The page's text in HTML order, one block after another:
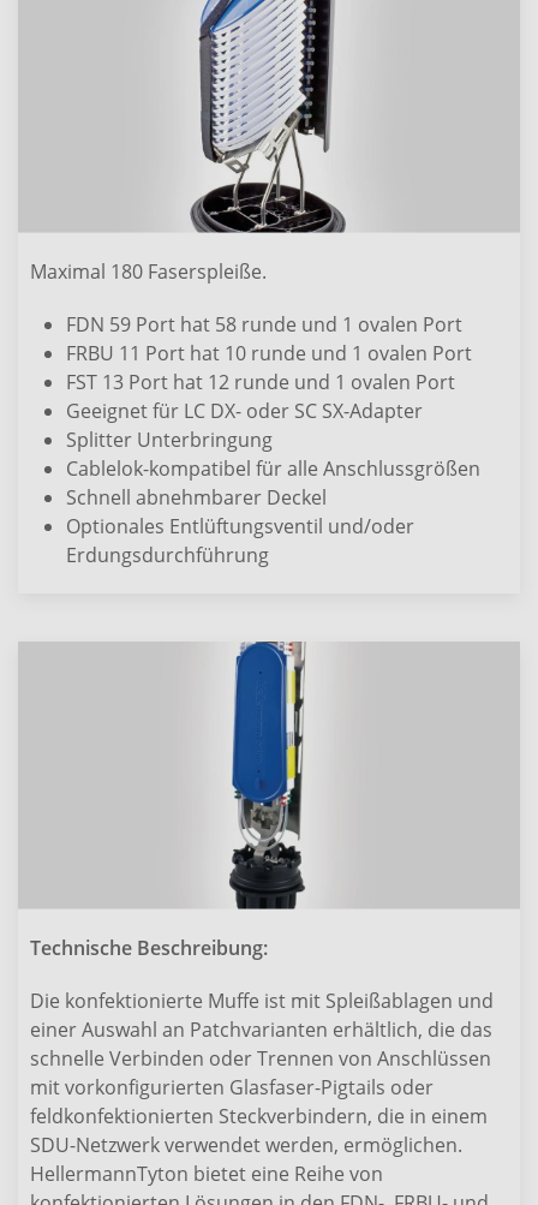
Maximal 180 Faserspleiße.
FDN 59 Port hat 58 runde und 1 ovalen Port
FRBU 11 Port hat 10 runde und 1 ovalen Port
FST 13 Port hat 12 runde und 1 ovalen Port
Geeignet für LC DX- oder SC SX-Adapter
Splitter Unterbringung
Cablelok-kompatibel für alle Anschlussgrößen
Schnell abnehmbarer Deckel
Optionales Entlüftungsventil und/oder
Erdungsdurchführung
Technische Beschreibung:
Die konfektionierte Muffe ist mit Spleißablagen und
einer Auswahl an Patchvarianten erhältlich, die das
schnelle Verbinden oder Trennen von Anschlüssen
mit vorkonfigurierten Glasfaser-Pigtails oder
feldkonfektionierten Steckverbindern, die in einem
SDU-Netzwerk verwendet werden, ermöglichen.
HellermannTyton bietet eine Reihe von